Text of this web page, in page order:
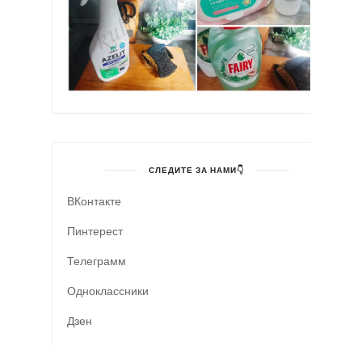
СЛЕДИТЕ ЗА НАМИ👇
ВКонтакте
Пинтерест
Телеграмм
Одноклассники
Дзен